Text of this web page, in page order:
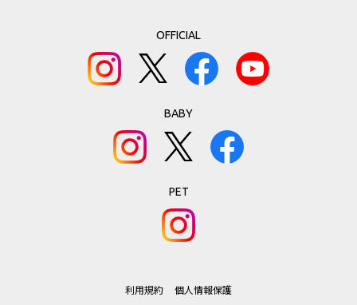
OFFICIAL
BABY
PET
利用規約 個人情報保護